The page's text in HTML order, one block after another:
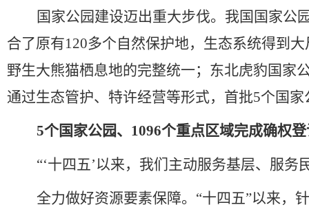
国家公园建设迈出重大步伐。我国国家公
合了原有120多个自然保护地，生态系统得到
野生大熊猫栖息地的完整统一；东北虎豹国家
通过生态管护、特许经营等形式，首批5个国家
5个国家公园、 1096个重点区域完成确权
“‘十四五’以来，我们主动服务基层、服务
全力做好资源要素保障。 “十四五”以来，